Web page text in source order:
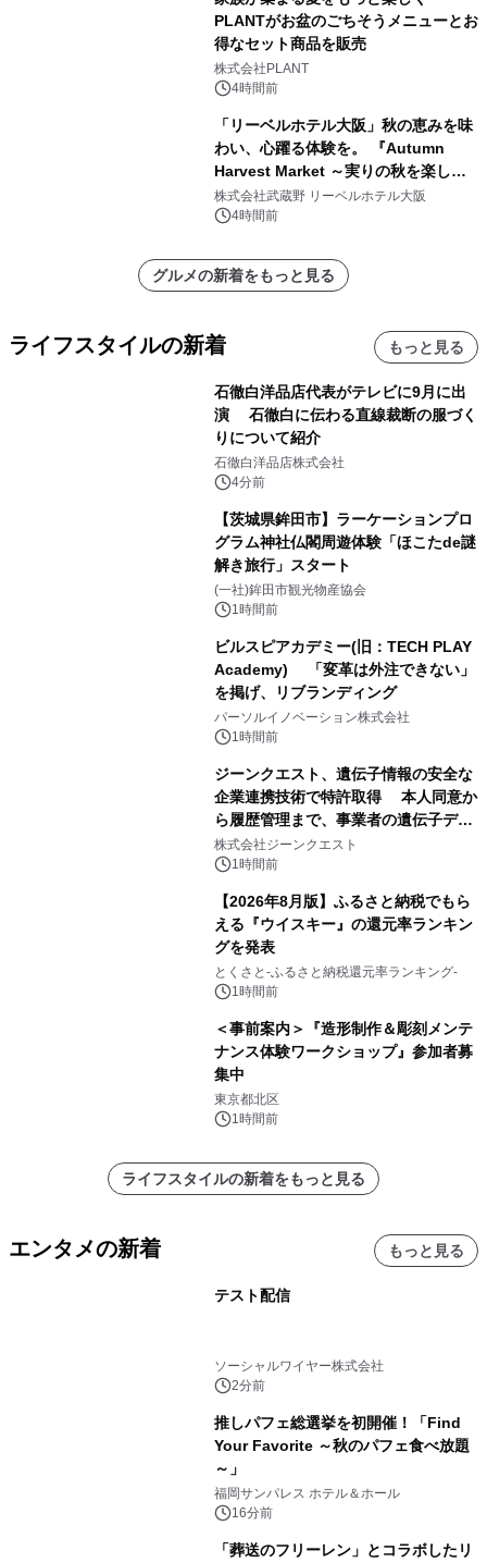
PLANTがお盆のごちそうメニューとお
得なセット商品を販売
株式会社PLANT
4時間前
「リーベルホテル大阪」秋の恵みを味
わい、心躍る体験を。 『Autumn
Harvest Market ～実りの秋を楽しむ
ディナー&スイーツビュッフェ～』を9
月18日より開催！
株式会社武蔵野 リーベルホテル大阪
4時間前
グルメの新着をもっと見る
ライフスタイルの新着 もっと見る
石徹白洋品店代表がテレビに9月に出
演 石徹白に伝わる直線裁断の服づく
りについて紹介
石徹白洋品店株式会社
4分前
【茨城県鉾田市】ラーケーションプロ
グラム神社仏閣周遊体験「ほこたde謎
解き旅行」スタート
(一社)鉾田市観光物産協会
1時間前
ビルスピアカデミー(旧：TECH PLAY
Academy) 「変革は外注できない」
を掲げ、リブランディング
パーソルイノベーション株式会社
1時間前
ジーンクエスト、遺伝子情報の安全な
企業連携技術で特許取得 本人同意か
ら履歴管理まで、事業者の遺伝子デー
タ活用を支援
株式会社ジーンクエスト
1時間前
【2026年8月版】ふるさと納税でもら
える『ウイスキー』の還元率ランキン
グを発表
とくさと-ふるさと納税還元率ランキング-
1時間前
＜事前案内＞『造形制作＆彫刻メンテ
ナンス体験ワークショップ』参加者募
集中
東京都北区
1時間前
ライフスタイルの新着をもっと見る
エンタメの新着 もっと見る
テスト配信
ソーシャルワイヤー株式会社
2分前
推しパフェ総選挙を初開催！「Find
Your Favorite ～秋のパフェ食べ放題
～」
福岡サンパレス ホテル＆ホール
16分前
「葬送のフリーレン」とコラボしたリ